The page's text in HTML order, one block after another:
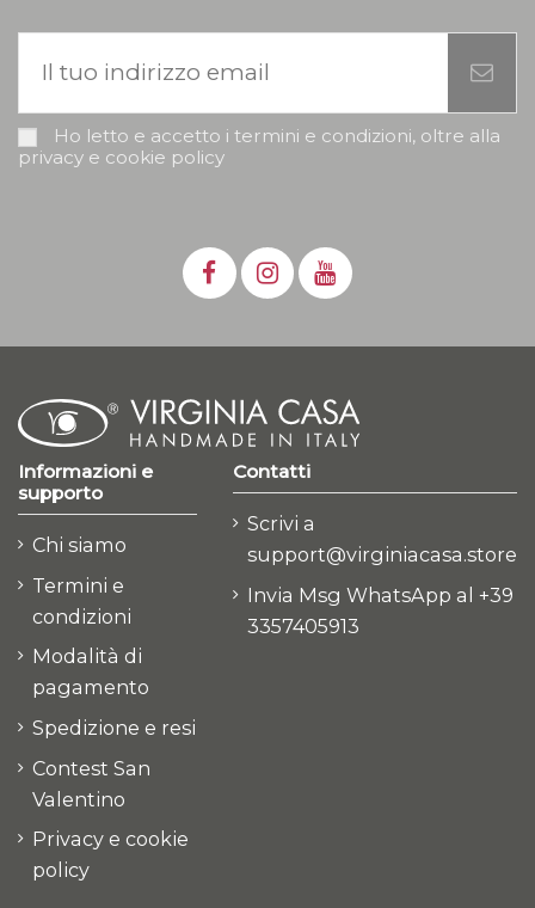
Ho letto e accetto i termini e condizioni, oltre alla
privacy e cookie policy
Informazioni e
supporto
Chi siamo
Termini e
condizioni
Modalità di
pagamento
Spedizione e resi
Contest San
Valentino
Privacy e cookie
policy
Contatti
Scrivi a
support@virginiacasa.store
Invia Msg WhatsApp al +39
3357405913